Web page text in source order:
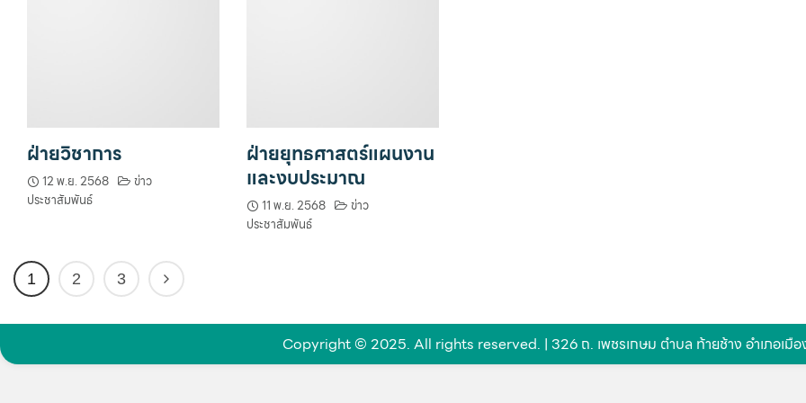
ฝ่ายวิชาการ
12 พ.ย. 2568
ข่าว
ประชาสัมพันธ์
ฝ่ายยุทธศาสตร์แผนงาน
และงบประมาณ
11 พ.ย. 2568
ข่าว
ประชาสัมพันธ์
1 2 3
Copyright © 2025. All rights reserved. | 326 ถ. เพชรเกษม ตำบล ท้ายช้าง อำเภอเมื